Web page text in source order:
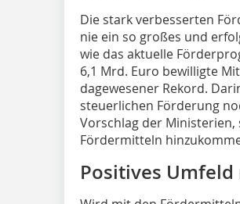
Die stark verbesserten
nie ein so großes und
wie das aktuelle
6,1 Mrd. Euro bewilligte
dagewesener Rekord.
steuerlichen Förderung
Vorschlag der Ministerien,
Fördermitteln
Positives Umfeld